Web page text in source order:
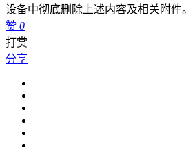
设备中彻底删除上述内容及相关附件。
赞 0
打赏
分享